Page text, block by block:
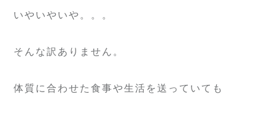
いやいやいや。。。
そんな訳ありません。
体質に合わせた食事や生活を送っていても